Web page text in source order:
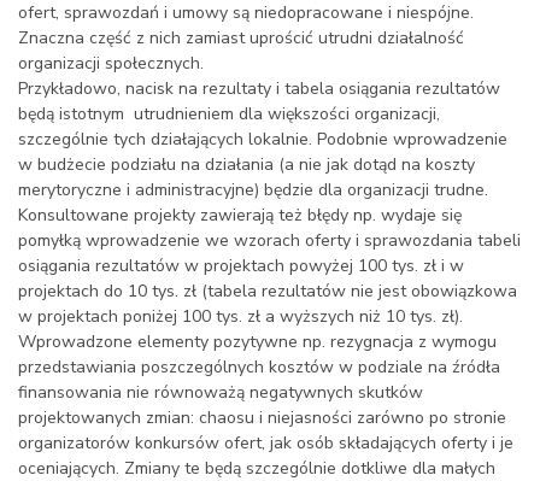
ofert, sprawozdań i umowy są niedopracowane i niespójne.
Znaczna część z nich zamiast uprościć utrudni działalność
organizacji społecznych.
Przykładowo, nacisk na rezultaty i tabela osiągania rezultatów
będą istotnym utrudnieniem dla większości organizacji,
szczególnie tych działających lokalnie. Podobnie wprowadzenie
w budżecie podziału na działania (a nie jak dotąd na koszty
merytoryczne i administracyjne) będzie dla organizacji trudne.
Konsultowane projekty zawierają też błędy np. wydaje się
pomyłką wprowadzenie we wzorach oferty i sprawozdania tabeli
osiągania rezultatów w projektach powyżej 100 tys. zł i w
projektach do 10 tys. zł (tabela rezultatów nie jest obowiązkowa
w projektach poniżej 100 tys. zł a wyższych niż 10 tys. zł).
Wprowadzone elementy pozytywne np. rezygnacja z wymogu
przedstawiania poszczególnych kosztów w podziale na źródła
finansowania nie równoważą negatywnych skutków
projektowanych zmian: chaosu i niejasności zarówno po stronie
organizatorów konkursów ofert, jak osób składających oferty i je
oceniających. Zmiany te będą szczególnie dotkliwe dla małych